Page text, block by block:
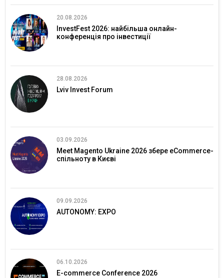
20.08.2026
InvestFest 2026: найбільша онлайн-
конференція про інвестиції
28.08.2026
Lviv Invest Forum
03.09.2026
Meet Magento Ukraine 2026 збере eCommerce-
спільноту в Києві
09.09.2026
AUTONOMY: EXPO
06.10.2026
E-commerce Conference 2026